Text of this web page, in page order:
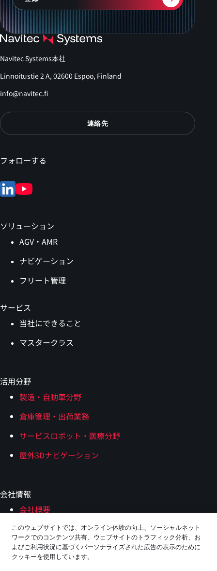
Navitec Systems本社
Linnoitustie 2 A, 02600 Espoo, Finland
info@navitec.fi
連絡先
フォローする
ソリューション
AGV・AMR
ナビゲーション
フリート管理
サービス
当社にできること
マスタークラス
活用分野
製造・自動車分野
倉庫管理・出荷業務
サービスロボット・医療分野
屋外3Dナビゲーション
会社情報
会社概要
エコシステムパートナー
採用情報
このウェブサイトでは、オンライン体験の向上、ソーシャルネット
ワークでのコンテンツ共有、ウェブサイトのトラフィック分析、お
よびご利用状況に基づくパーソナライズされた広告の表示のために
クッキーを使用しています。